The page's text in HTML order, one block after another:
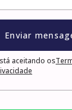
Enviar
aceitando os